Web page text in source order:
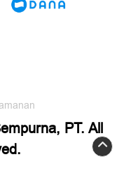
PT. All